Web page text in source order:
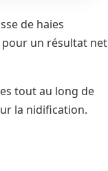
de haies
pour un résultat net
tout au long de
la nidification.